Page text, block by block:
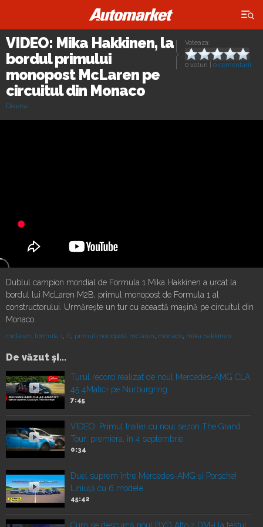
×
Voteaza:
0 voturi 0 comentarii
VIDEO: Mika Hakkinen, la
bordul primului
monopost McLaren pe
circuitul din Monaco
Diverse
Dublul campion mondial de Formula 1 Mika Hakkinen a urcat la
bordul lui McLaren M2B, primul monopost de Formula 1 al
constructorului. Urmărește un tur cu această mașină pe circuitul din
Monaco.
mclaren, formula 1, f1, primul monopost mclaren, monaco, mika hakkinen
De văzut şi...
Turul record realizat de noul Mercedes-AMG CLA
45 4Matic+ pe Nurburgring
7:45
VIDEO: Primul trailer cu noul sezon The Grand
Tour: premiera, în 4 septembrie
0:34
Duel suprem între Mercedes-AMG și Porsche!
Liniuță cu 6 modele
45:42